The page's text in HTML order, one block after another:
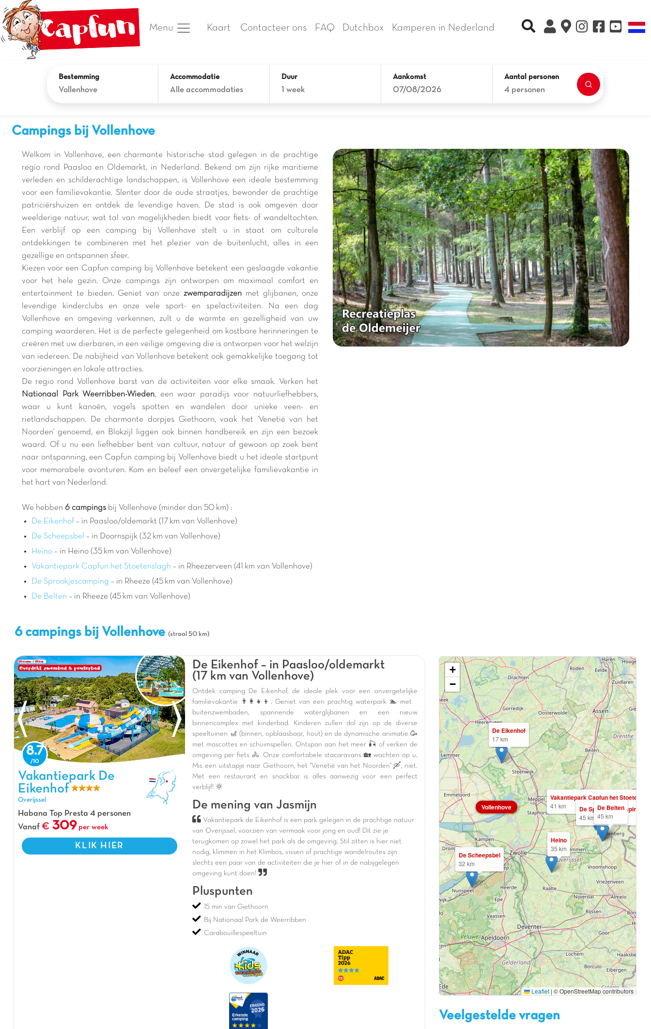
Menu Kaart Contacteer ons FAQ Dutchbox Kamperen in Nederland Recherche rapide
Bestemming
Vollenhove
Accommodatie
Alle accommodaties
Duur
1 week
Aankomst
07/08/2026
Aantal personen
4 personen
Campings bij Vollenhove
Welkom in Vollenhove, een charmante historische stad gelegen in de prachtige
regio rond Paasloo en Oldemarkt, in Nederland. Bekend om zijn rijke maritieme
verleden en schilderachtige landschappen, is Vollenhove een ideale bestemming
voor een familievakantie. Slenter door de oude straatjes, bewonder de prachtige
patriciërshuizen en ontdek de levendige haven. De stad is ook omgeven door
weelderige natuur, wat tal van mogelijkheden biedt voor fiets- of wandeltochten.
Een verblijf op een camping bij Vollenhove stelt u in staat om culturele
ontdekkingen te combineren met het plezier van de buitenlucht, alles in een
gezellige en ontspannen sfeer.
Kiezen voor een Capfun camping bij Vollenhove betekent een geslaagde vakantie
voor het hele gezin. Onze campings zijn ontworpen om maximaal comfort en
entertainment te bieden. Geniet van onze zwemparadijzenmet glijbanen, onze
levendige kinderclubs en onze vele sport- en spelactiviteiten. Na een dag
Vollenhove en omgeving verkennen, zult u de warmte en gezelligheid van uw
camping waarderen. Het is de perfecte gelegenheid om kostbare herinneringen te
creëren met uw dierbaren, in een veilige omgeving die is ontworpen voor het welzijn
van iedereen. De nabijheid van Vollenhove betekent ook gemakkelijke toegang tot
voorzieningen en lokale attracties.
De regio rond Vollenhove barst van de activiteiten voor elke smaak. Verken het
Nationaal Park Weerribben-Wieden, een waar paradijs voor natuurliefhebbers,
waar u kunt kanoën, vogels spotten en wandelen door unieke veen- en
rietlandschappen. De charmante dorpjes Giethoorn, vaak het 'Venetië van het
Noorden' genoemd, en Blokzijl liggen ook binnen handbereik en zijn een bezoek
waard. Of u nu een liefhebber bent van cultuur, natuur of gewoon op zoek bent
naar ontspanning, een Capfun camping bij Vollenhove biedt u het ideale startpunt
voor memorabele avonturen. Kom en beleef een onvergetelijke familievakantie in
het hart van Nederland.
We hebben 6 campings bij Vollenhove (minder dan 50 km) :
De Eikenhof – in Paasloo/oldemarkt (17 km van Vollenhove)
De Scheepsbel – in Doornspijk (32 km van Vollenhove)
Heino – in Heino (35 km van Vollenhove)
Vakantiepark Capfun het Stoetenslagh – in Rheezerveen (41 km van Vollenhove)
De Sprookjescamping – in Rheeze (45 km van Vollenhove)
De Belten – in Rheeze (45 km van Vollenhove)
6 campings bij Vollenhove (straal 50 km)
Vakantiepark De Eikenhof, Vakantiepark Overijssel
8.7
Vakantiepark De
Eikenhof
Overijssel
Habana Top Presta 4 personen
Vanaf
309 per week
KLIK HIER
De Eikenhof – in Paasloo/oldemarkt
(17 km van Vollenhove)
Ontdek camping De Eikenhof, de ideale plek voor een onvergetelijke
familievakantie 👨‍👩‍👧‍👦. Geniet van een prachtig waterpark 🏊 met
buitenzwembaden, spannende waterglijbanen en een nieuw
binnencomplex met kinderbad. Kinderen zullen dol zijn op de diverse
speeltuinen 🎢 (binnen, opblaasbaar, hout) en de dynamische animatie 🥳
met mascottes en schuimspellen. Ontspan aan het meer 🎣 of verken de
omgeving per fiets 🚴. Onze comfortabele stacaravans 🏡 wachten op u.
Mis een uitstapje naar Giethoorn, het "Venetië van het Noorden" 🛶, niet.
Met een restaurant en snackbar is alles aanwezig voor een perfect
verblijf! 🌞
De mening van Jasmijn
Vakantiepark de Eikenhof is een park gelegen in de prachtige natuur
van Overijssel, voorzien van vermaak voor jong en oud! Dit zie je
terugkomen op zowel het park als de omgeving. Stil zitten is hier niet
nodig, klimmen in het Klimbos, vissen of prachtige wandelroutes zijn
slechts een paar van de activiteiten die je hier of in de nabijgelegen
omgeving kunt doen!
Pluspunten
15 min van Giethoorn
Bij Nationaal Park de Weerribben
Carabouillespeeltuin
Vollenhove
De Eikenhof
17 km
De Scheepsbel
32 km
Heino
35 km
Vakantiepark Capfun het
41 km De Sprookjescamping
45 km
De Belten
45 km
+
−
Leaflet | © OpenStreetMap contributors
Veelgestelde vragen